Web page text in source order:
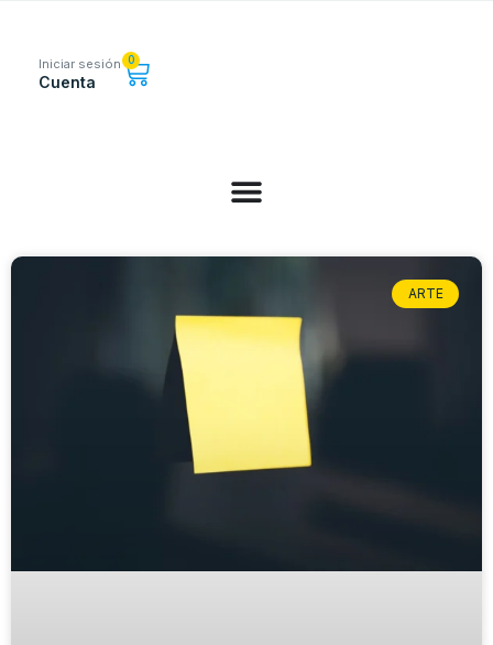
Iniciar sesión
Cuenta
0
ARTE